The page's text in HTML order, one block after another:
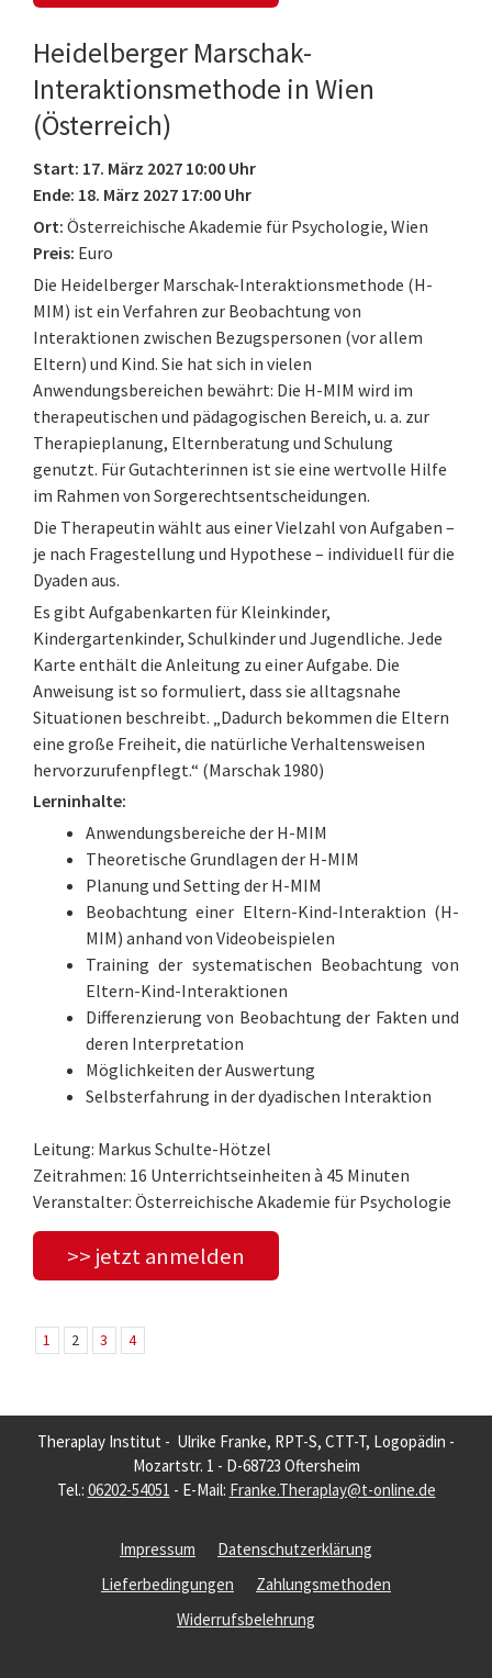
Heidelberger Marschak-
Interaktionsmethode in Wien
(Österreich)
Start: 17. März 2027 10:00 Uhr
Ende: 18. März 2027 17:00 Uhr
Ort: Österreichische Akademie für Psychologie, Wien
Preis: Euro
Die Heidelberger Marschak-Interaktionsmethode (H-
MIM) ist ein Verfahren zur Beobachtung von
Interaktionen zwischen Bezugspersonen (vor allem
Eltern) und Kind. Sie hat sich in vielen
Anwendungsbereichen bewährt: Die H-MIM wird im
therapeutischen und pädagogischen Bereich, u. a. zur
Therapieplanung, Elternberatung und Schulung
genutzt. Für Gutachterinnen ist sie eine wertvolle Hilfe
im Rahmen von Sorgerechtsentscheidungen.
Die Therapeutin wählt aus einer Vielzahl von Aufgaben –
je nach Fragestellung und Hypothese – individuell für die
Dyaden aus.
Es gibt Aufgabenkarten für Kleinkinder,
Kindergartenkinder, Schulkinder und Jugendliche. Jede
Karte enthält die Anleitung zu einer Aufgabe. Die
Anweisung ist so formuliert, dass sie alltagsnahe
Situationen beschreibt. „Dadurch bekommen die Eltern
eine große Freiheit, die natürliche Verhaltensweisen
hervorzurufenpflegt.“ (Marschak 1980)
Lerninhalte:
Anwendungsbereiche der H-MIM
Theoretische Grundlagen der H-MIM
Planung und Setting der H-MIM
Beobachtung einer Eltern-Kind-Interaktion (H-
MIM) anhand von Videobeispielen
Training der systematischen Beobachtung von
Eltern-Kind-Interaktionen
Differenzierung von Beobachtung der Fakten und
deren Interpretation
Möglichkeiten der Auswertung
Selbsterfahrung in der dyadischen Interaktion
Leitung: Markus Schulte-Hötzel
Zeitrahmen: 16 Unterrichtseinheiten à 45 Minuten
Veranstalter: Österreichische Akademie für Psychologie
>> jetzt anmelden
1 2 3 4
Theraplay Institut - Ulrike Franke, RPT-S, CTT-T, Logopädin -
Mozartstr. 1 - D-68723 Oftersheim
Tel.: 06202-54051 - E-Mail: Franke.Theraplay@t-online.de
Impressum
Datenschutzerklärung
Lieferbedingungen
Zahlungsmethoden
Widerrufsbelehrung